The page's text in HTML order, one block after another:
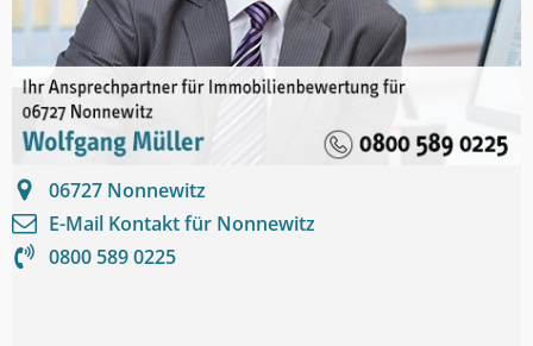
06727 Nonnewitz
E-Mail Kontakt für Nonnewitz
0800 589 0225